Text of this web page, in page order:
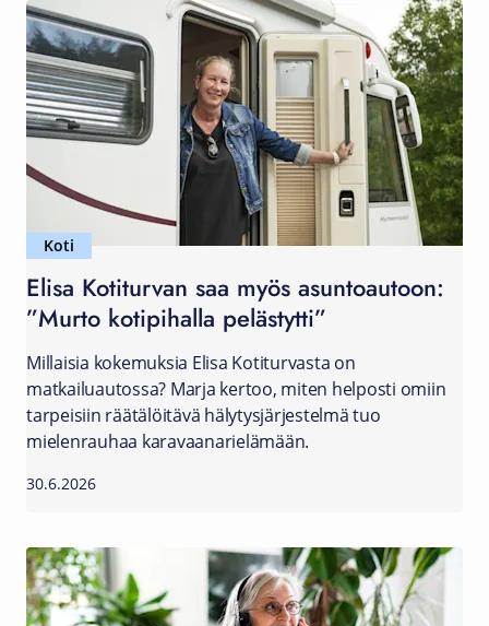
Koti
Elisa Kotiturvan saa myös asuntoautoon:
”Murto kotipihalla pelästytti”
Millaisia kokemuksia Elisa Kotiturvasta on
matkailuautossa? Marja kertoo, miten helposti omiin
tarpeisiin räätälöitävä hälytysjärjestelmä tuo
mielenrauhaa karavaanarielämään.
30.6.2026